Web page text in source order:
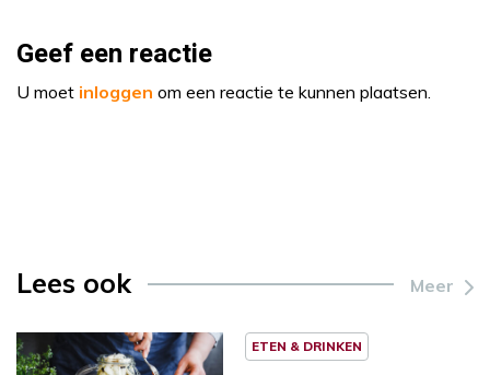
Geef een reactie
U moet inloggen om een reactie te kunnen plaatsen.
Lees ook Meer
ETEN & DRINKEN